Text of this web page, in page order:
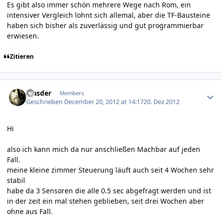
Es gibt also immer schön mehrere Wege nach Rom, ein
intensiver Vergleich lohnt sich allemal, aber die TF-Bausteine
haben sich bisher als zuverlässig und gut programmierbar
erwiesen.
Zitieren
Masder Members
Geschrieben December 20, 2012 at 14:1720. Dez 2012
Hi
also ich kann mich da nur anschließen Machbar auf jeden
Fall.
meine kleine zimmer Steuerung läuft auch seit 4 Wochen sehr
stabil
habe da 3 Sensoren die alle 0.5 sec abgefragt werden und ist
in der zeit ein mal stehen geblieben, seit drei Wochen aber
ohne aus Fall.